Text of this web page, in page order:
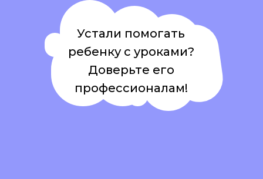
Устали помогать
ребенку с уроками?
Доверьте его
профессионалам!